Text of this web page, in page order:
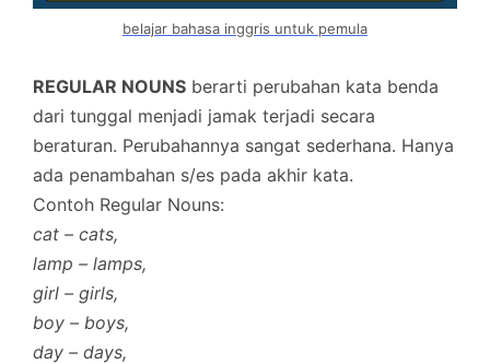
belajar bahasa inggris untuk pemula
REGULAR NOUNS berarti perubahan kata benda
dari tunggal menjadi jamak terjadi secara
beraturan. Perubahannya sangat sederhana. Hanya
ada penambahan s/es pada akhir kata.
Contoh Regular Nouns:
cat – cats,
lamp – lamps,
girl – girls,
boy – boys,
day – days,